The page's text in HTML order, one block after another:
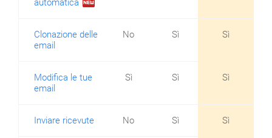
automatica
Clonazione delle
email
No Sì Sì
Modifica le tue
email
Sì Sì Sì
Inviare ricevute No Sì Sì